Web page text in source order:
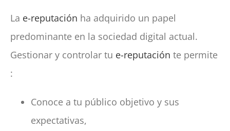
La e-reputación ha adquirido un papel
predominante en la sociedad digital actual.
Gestionar y controlar tu e-reputación te permite
:
Conoce a tu público objetivo y sus
expectativas,